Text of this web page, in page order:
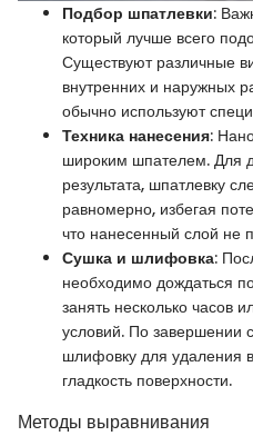
Подбор шпатлевки:
который лучше всего
Существуют различные
внутренних и наружных
обычно используют
Техника нанесения:
широким шпателем. Для
результата, шпатлевку
равномерно, избегая
что нанесенный слой
Сушка и шлифовка:
необходимо дождаться
занять несколько часов
условий. По завершении
шлифовку для удаления
гладкость поверхности.
Методы выравнивания